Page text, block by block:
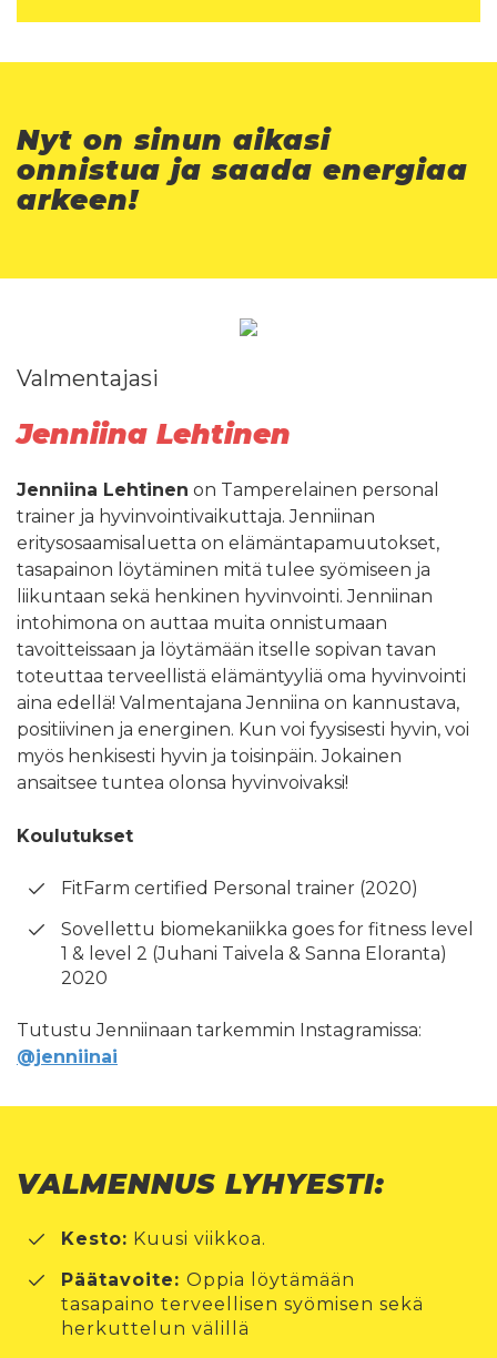
Nyt on sinun aikasi
onnistua ja saada energiaa
arkeen!
Valmentajasi
Jenniina Lehtinen
Jenniina Lehtinen on Tamperelainen personal
trainer ja hyvinvointivaikuttaja. Jenniinan
eritysosaamisaluetta on elämäntapamuutokset,
tasapainon löytäminen mitä tulee syömiseen ja
liikuntaan sekä henkinen hyvinvointi. Jenniinan
intohimona on auttaa muita onnistumaan
tavoitteissaan ja löytämään itselle sopivan tavan
toteuttaa terveellistä elämäntyyliä oma hyvinvointi
aina edellä! Valmentajana Jenniina on kannustava,
positiivinen ja energinen. Kun voi fyysisesti hyvin, voi
myös henkisesti hyvin ja toisinpäin. Jokainen
ansaitsee tuntea olonsa hyvinvoivaksi!
Koulutukset
FitFarm certified Personal trainer (2020)
Sovellettu biomekaniikka goes for fitness level
1 & level 2 (Juhani Taivela & Sanna Eloranta)
2020
Tutustu Jenniinaan tarkemmin Instagramissa:
@jenniinai
VALMENNUS LYHYESTI:
Kesto: Kuusi viikkoa.
Päätavoite: Oppia löytämään
tasapaino terveellisen syömisen sekä
herkuttelun välillä